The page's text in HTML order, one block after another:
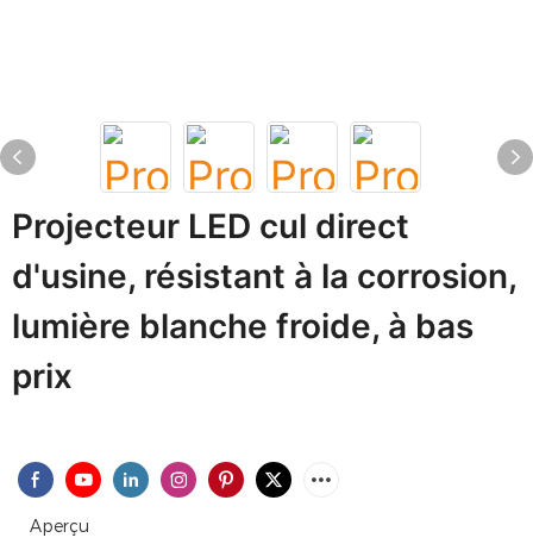
Projecteur LED cul direct
d'usine, résistant à la corrosion,
lumière blanche froide, à bas
prix
Aperçu